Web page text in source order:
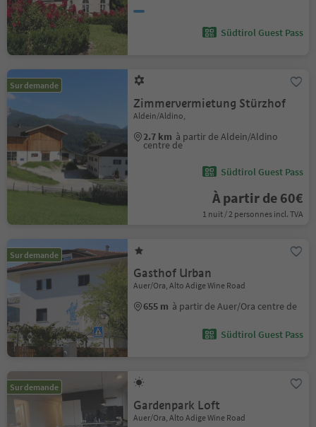
Südtirol Guest Pass
Sur demande
Zimmervermietung Stürzhof
Aldein/Aldino,
2.7 km à partir de Aldein/Aldino
centre de
Südtirol Guest Pass
À partir de 60€
1 nuit / 2 personnes incl. TVA
Sur demande
Gasthof Urban
Auer/Ora, Alto Adige Wine Road
655 m à partir de Auer/Ora centre de
Südtirol Guest Pass
Sur demande
Gardenpark Loft
Auer/Ora, Alto Adige Wine Road